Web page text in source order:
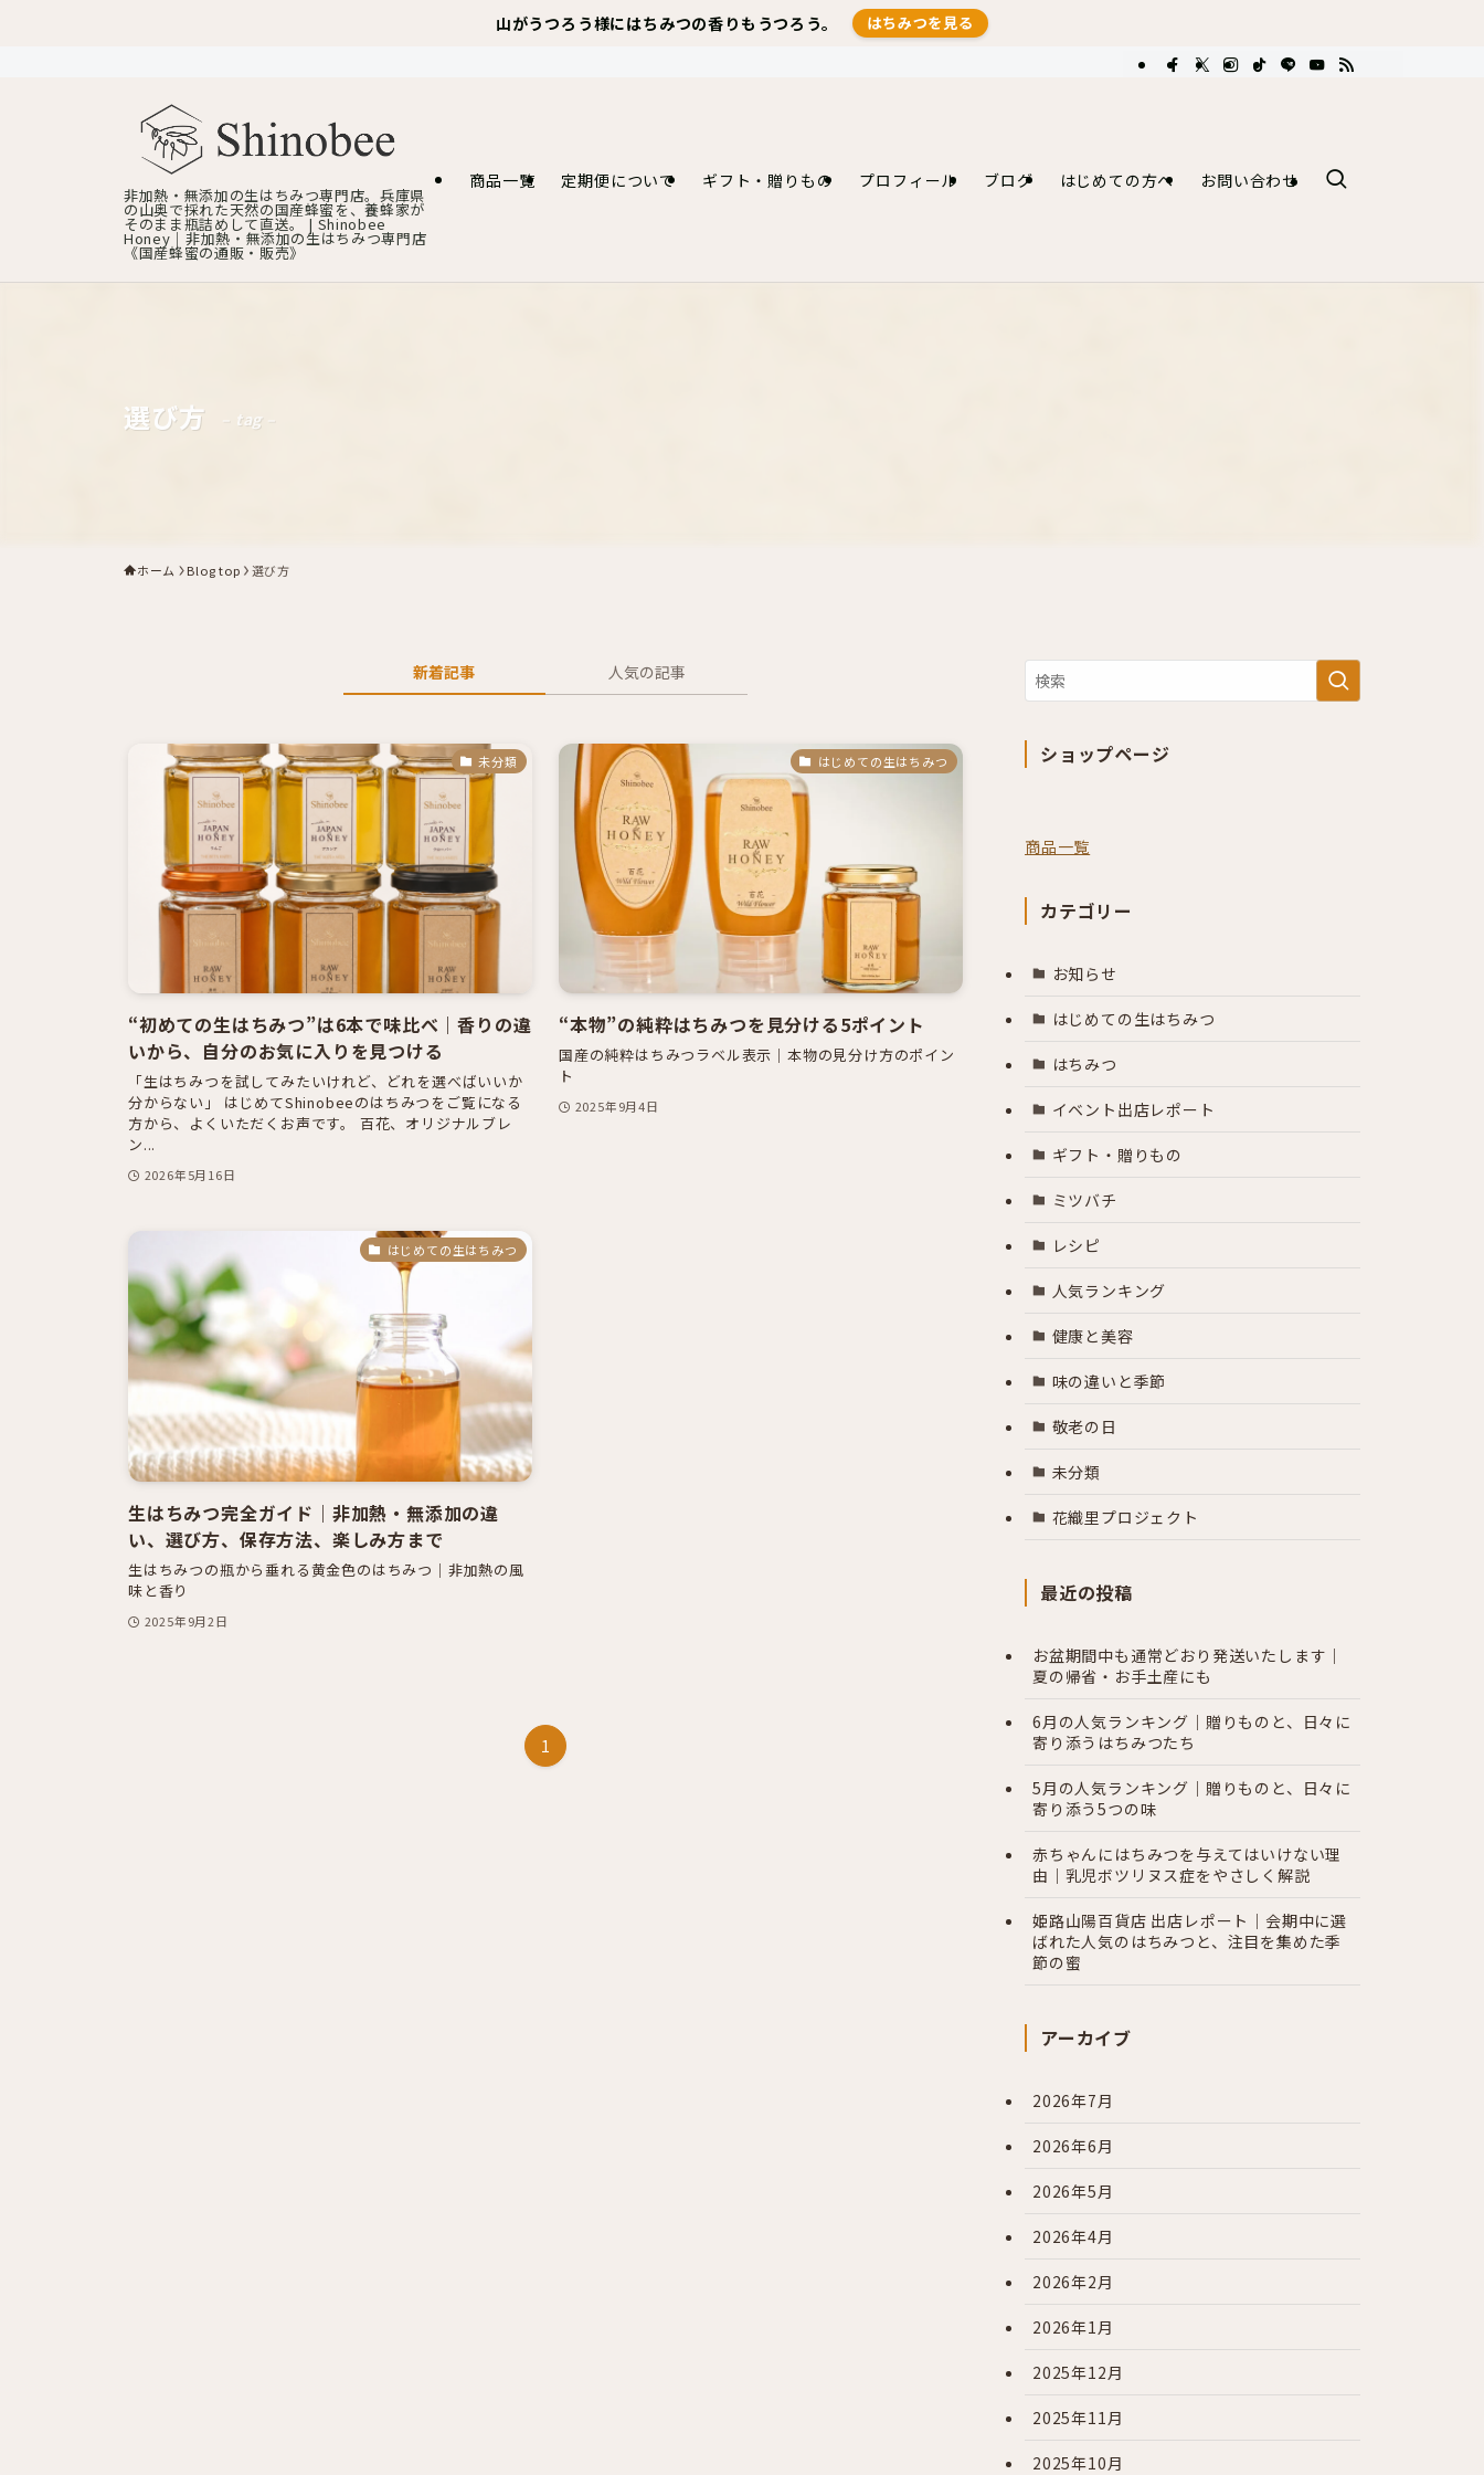
山がうつろう様にはちみつの香りもうつろう。 はちみつを見る
非加熱・無添加の生はちみつ専門店。兵庫県
の山奥で採れた天然の国産蜂蜜を、養蜂家が
そのまま瓶詰めして直送。 | Shinobee
Honey｜非加熱・無添加の生はちみつ専門店
《国産蜂蜜の通販・販売》
商品一覧 定期便について ギフト・贈りもの プロフィール ブログ はじめての方へ お問い合わせ
選び方 – tag –
ホーム Blog top 選び方
新着記事 人気の記事
未分類
“初めての生はちみつ”は6本で味比べ｜香りの違
いから、自分のお気に入りを見つける
「生はちみつを試してみたいけれど、どれを選べばいいか
分からない」 はじめてShinobeeのはちみつをご覧になる
方から、よくいただくお声です。 百花、オリジナルブレ
ン...
2026年5月16日
はじめての生はちみつ
“本物”の純粋はちみつを見分ける5ポイント
国産の純粋はちみつラベル表示｜本物の見分け方のポイン
ト
2025年9月4日
はじめての生はちみつ
生はちみつ完全ガイド｜非加熱・無添加の違
い、選び方、保存方法、楽しみ方まで
生はちみつの瓶から垂れる黄金色のはちみつ｜非加熱の風
味と香り
2025年9月2日
1
ショップページ
商品一覧
カテゴリー
お知らせ
はじめての生はちみつ
はちみつ
イベント出店レポート
ギフト・贈りもの
ミツバチ
レシピ
人気ランキング
健康と美容
味の違いと季節
敬老の日
未分類
花織里プロジェクト
最近の投稿
お盆期間中も通常どおり発送いたします｜
夏の帰省・お手土産にも
6月の人気ランキング｜贈りものと、日々に
寄り添うはちみつたち
5月の人気ランキング｜贈りものと、日々に
寄り添う5つの味
赤ちゃんにはちみつを与えてはいけない理
由｜乳児ボツリヌス症をやさしく解説
姫路山陽百貨店 出店レポート｜会期中に選
ばれた人気のはちみつと、注目を集めた季
節の蜜
アーカイブ
2026年7月
2026年6月
2026年5月
2026年4月
2026年2月
2026年1月
2025年12月
2025年11月
2025年10月